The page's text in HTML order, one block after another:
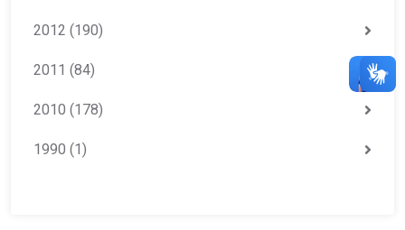
2012 (190)
2011 (84)
2010 (178)
1990 (1)